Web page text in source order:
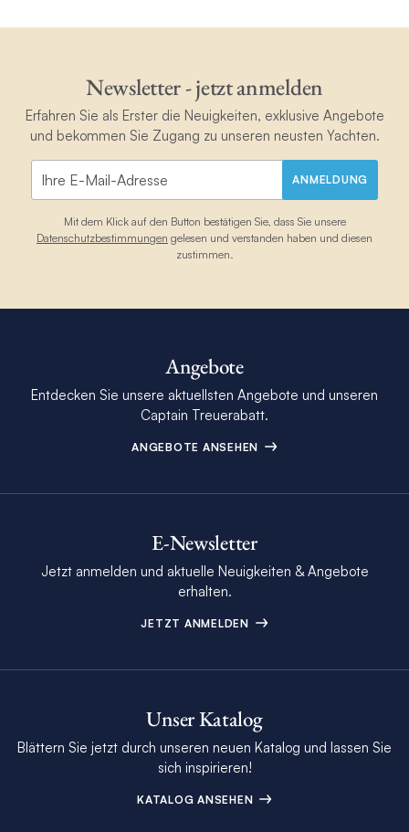
Newsletter - jetzt anmelden
Erfahren Sie als Erster die Neuigkeiten, exklusive Angebote
und bekommen Sie Zugang zu unseren neusten Yachten.
ANMELDUNG
Mit dem Klick auf den Button bestätigen Sie, dass Sie unsere
Datenschutzbestimmungen gelesen und verstanden haben und diesen
zustimmen.
Angebote
Entdecken Sie unsere aktuellsten Angebote und unseren
Captain Treuerabatt.
ANGEBOTE ANSEHEN
E-Newsletter
Jetzt anmelden und aktuelle Neuigkeiten & Angebote
erhalten.
JETZT ANMELDEN
Unser Katalog
Blättern Sie jetzt durch unseren neuen Katalog und lassen Sie
sich inspirieren!
KATALOG ANSEHEN